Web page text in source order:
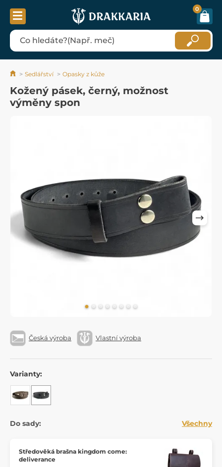
0
Sedlářství Opasky z kůže
Kožený pásek, černý, možnost
výměny spon
Česká výroba Vlastní výroba
Varianty:
Do sady: Všechny
Středověká brašna kingdom come:
deliverance